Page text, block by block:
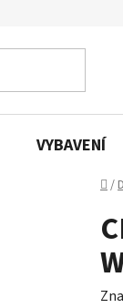
VYBAVENÍ
/